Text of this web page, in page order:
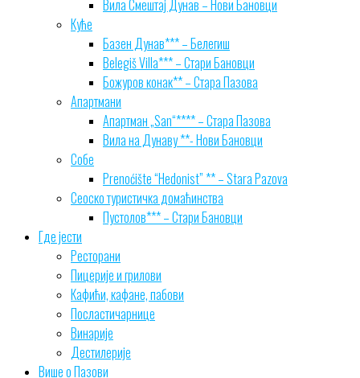
Вила Смештај Дунав – Нови Бановци
Куће
Базен Дунав*** – Белегиш
Belegiš Villa*** – Стари Бановци
Божуров конак** – Стара Пазова
Апартмани
Апартман „San“**** – Стара Пазова
Вила на Дунаву **- Нови Бановци
Собе
Prenoćište “Hedonist” ** – Stara Pazova
Сеоско туристичка домаћинства
Пустолов*** – Стари Бановци
Где јести
Ресторани
Пицерије и грилови
Кафићи, кафане, пабови
Посластичарнице
Винарије
Дестилерије
Више о Пазови